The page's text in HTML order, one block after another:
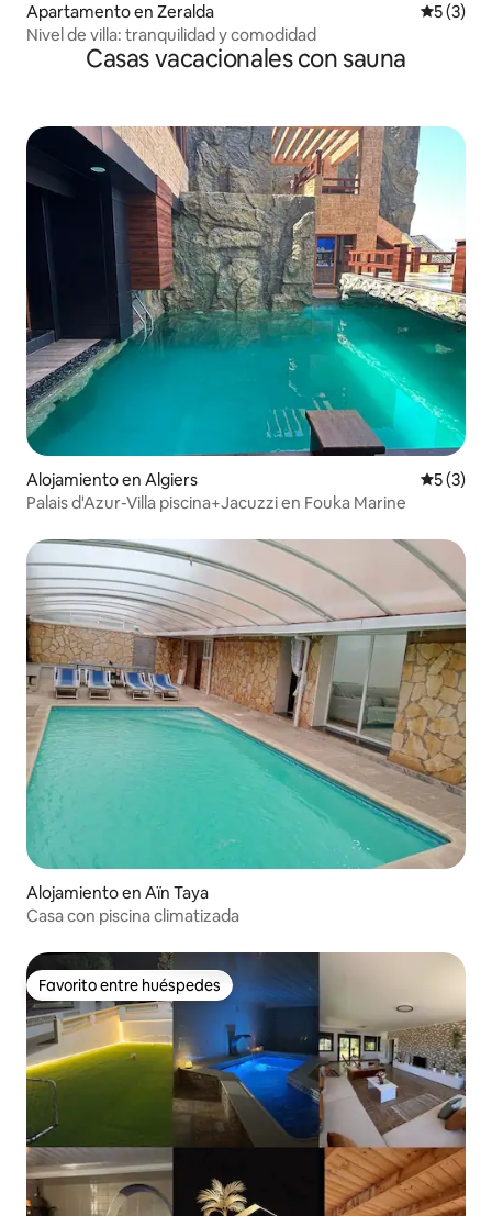
Apartamento en Zeralda
5 (3)
Nivel de villa: tranquilidad y comodidad
Casas vacacionales con sauna
Alojamiento en Algiers
5 (3)
Palais d'Azur-Villa piscina+Jacuzzi en Fouka Marine
Alojamiento en Aïn Taya
Casa con piscina climatizada
Favorito entre huéspedes
Favorito entre huéspedes